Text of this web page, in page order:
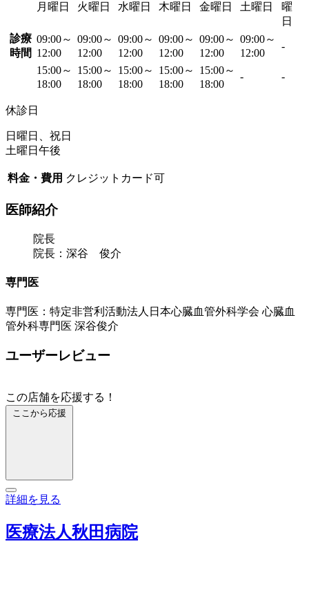
月曜日 火曜日 水曜日 木曜日 金曜日 土曜日
曜
日
診療
時間
09:00～
12:00
09:00～
12:00
09:00～
12:00
09:00～
12:00
09:00～
12:00
09:00～
12:00
-
15:00～
18:00
15:00～
18:00
15:00～
18:00
15:00～
18:00
15:00～
18:00
- -
休診日
日曜日、祝日
土曜日午後
料金・費用 クレジットカード可
医師紹介
院長
院長：深谷 俊介
専門医
専門医：特定非営利活動法人日本心臓血管外科学会 心臓血
管外科専門医 深谷俊介
ユーザーレビュー
この店舗を応援する！
ここから応援
詳細を見る
医療法人秋田病院